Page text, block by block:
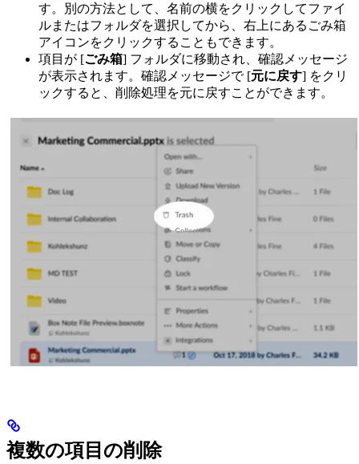
す。別の方法として、名前の横をクリックしてファイ
ルまたはフォルダを選択してから、右上にあるごみ箱
アイコンをクリックすることもできます。
項目が [ごみ箱] フォルダに移動され、確認メッセージ
が表示されます。確認メッセージで [元に戻す] をクリ
ックすると、削除処理を元に戻すことができます。
複数の項目の削除